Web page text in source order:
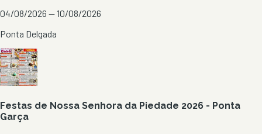
04/08/2026 — 10/08/2026
Ponta Delgada
Festas de Nossa Senhora da Piedade 2026 - Ponta
Garça